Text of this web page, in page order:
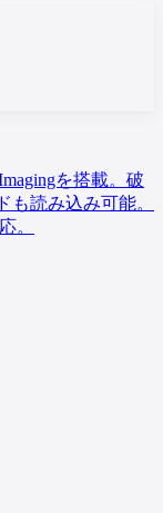
を搭載。破
読み込み可能。
。